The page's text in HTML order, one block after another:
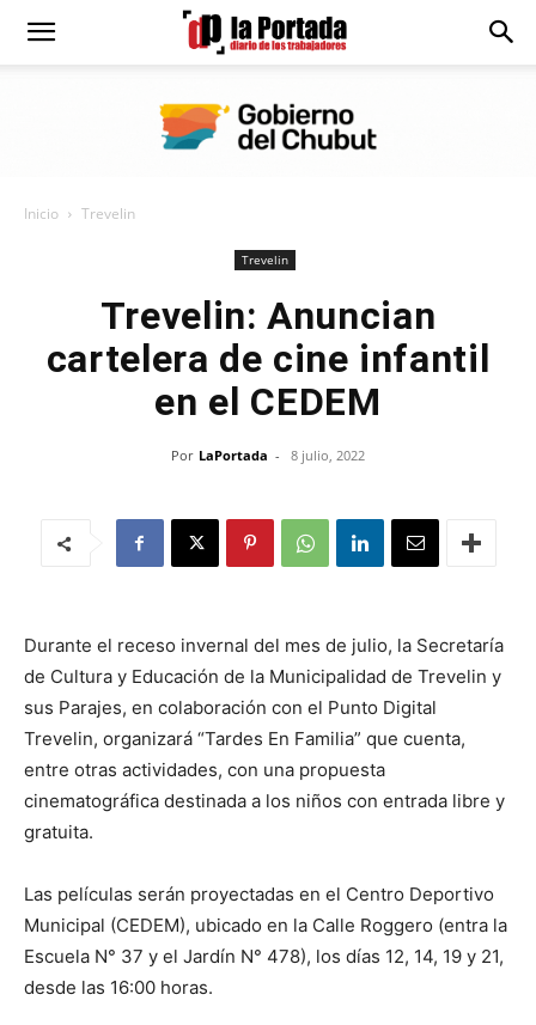
Diario
Inicio Trevelin
Trevelin
Trevelin: Anuncian
cartelera de cine infantil
en el CEDEM
Por LaPortada - 8 julio, 2022
Durante el receso invernal del mes de julio, la Secretaría
de Cultura y Educación de la Municipalidad de Trevelin y
sus Parajes, en colaboración con el Punto Digital
Trevelin, organizará “Tardes En Familia” que cuenta,
entre otras actividades, con una propuesta
cinematográfica destinada a los niños con entrada libre y
gratuita.
Las películas serán proyectadas en el Centro Deportivo
Municipal (CEDEM), ubicado en la Calle Roggero (entra la
Escuela N° 37 y el Jardín N° 478), los días 12, 14, 19 y 21,
desde las 16:00 horas.